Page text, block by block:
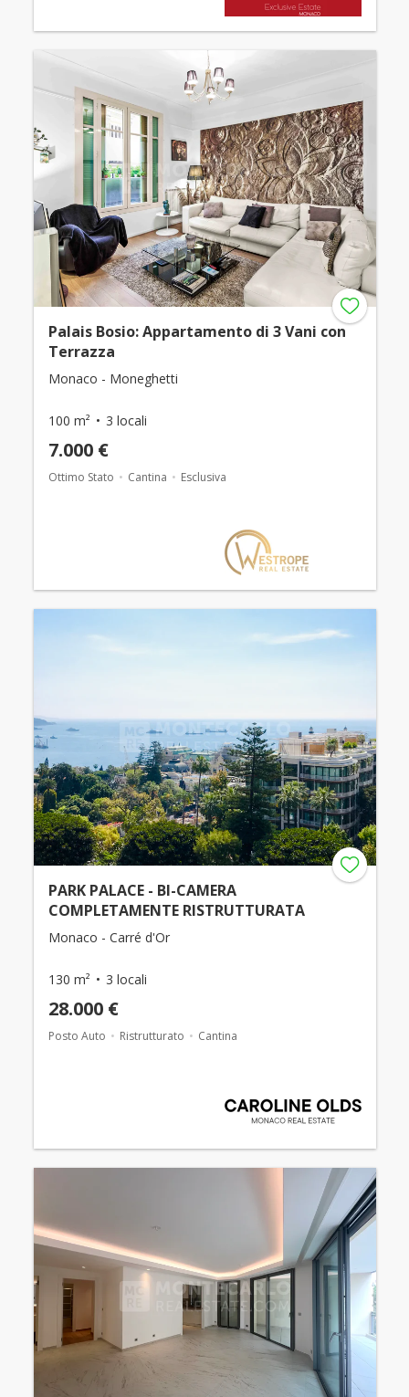
Palais Bosio: Appartamento di 3 Vani con
Terrazza
Monaco - Moneghetti
100 m² 3 locali
7.000 €
Ottimo Stato Cantina Esclusiva
PARK PALACE - BI-CAMERA
COMPLETAMENTE RISTRUTTURATA
Monaco - Carré d'Or
130 m² 3 locali
28.000 €
Posto Auto Ristrutturato Cantina